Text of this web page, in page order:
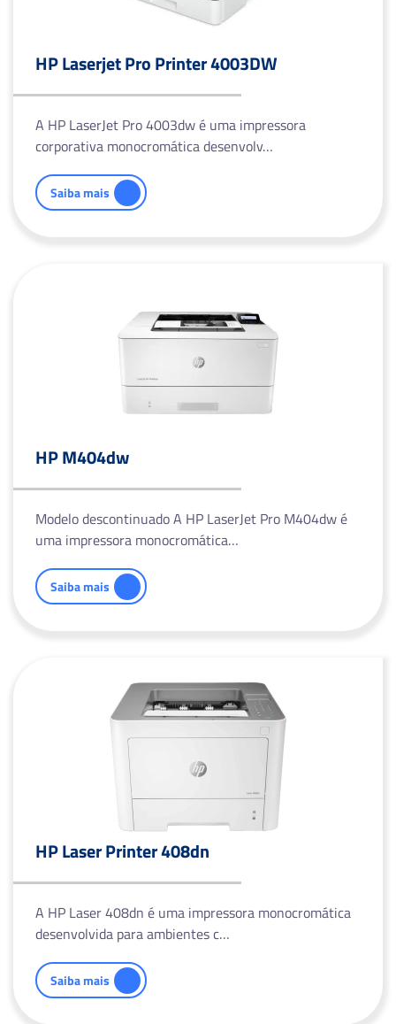
HP Laserjet Pro Printer 4003DW
A HP LaserJet Pro 4003dw é uma impressora
corporativa monocromática desenvolv…
Saiba mais
HP M404dw
Modelo descontinuado A HP LaserJet Pro M404dw é
uma impressora monocromática…
Saiba mais
HP Laser Printer 408dn
A HP Laser 408dn é uma impressora monocromática
desenvolvida para ambientes c…
Saiba mais